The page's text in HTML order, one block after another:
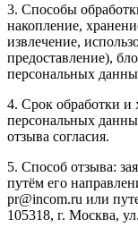
3. Способы
накопление,
извлечение,
предоставление),
персональных
4. Срок обработки и
персональных
отзыва согласия.
5. Способ отзыва:
путём его
pr@incom.ru или
105318, г. Москва,